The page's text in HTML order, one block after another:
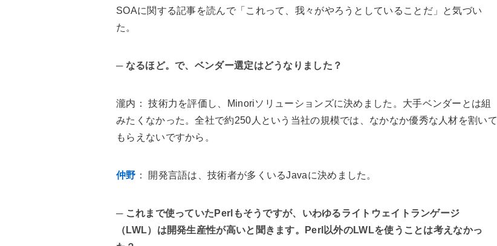
SOAに関する記事を読んで「これって、我々がやろうとしていることだ」と気づい
た。
─ なるほど。で、ベンダー選定はどうなりました？
瀧内 ： 技術力を評価し、Minoriソリューションズに決めました。大手ベンダーとは組
みたくなかった。全社で約250人という当社の規模では、なかなか優秀な人材を割いて
もらえないですから。
仲野 ： 開発言語は、技術者が多くいるJavaに決めました。
─ これまで使っていたPerlもそうですが、いわゆるライトウェイトランゲージ
（LWL）は開発生産性が高いと聞きます。Perl以外のLWLを使うことは考えなかっ